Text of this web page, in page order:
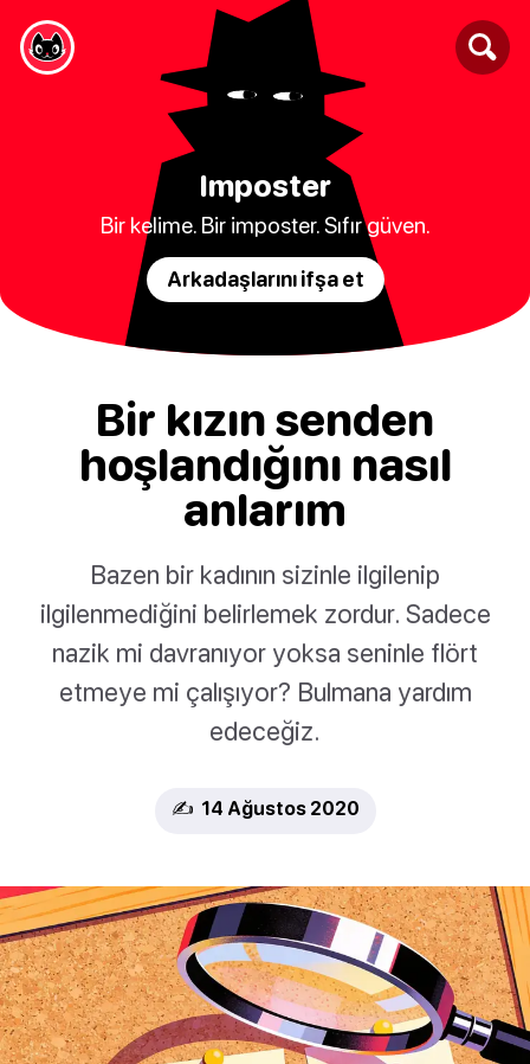
Imposter
Bir kelime. Bir imposter. Sıfır güven.
Arkadaşlarını ifşa et
Bir kızın senden
hoşlandığını nasıl
anlarım
Bazen bir kadının sizinle ilgilenip
ilgilenmediğini belirlemek zordur. Sadece
nazik mi davranıyor yoksa seninle flört
etmeye mi çalışıyor? Bulmana yardım
edeceğiz.
✍️ 14 Ağustos 2020